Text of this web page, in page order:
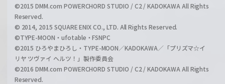
©2015 DMM.com POWERCHORD STUDIO / C2 / KADOKAWA All Rights
Reserved.
© 2014, 2015 SQUARE ENIX CO., LTD. All Rights Reserved.
©TYPE-MOON・ufotable・FSNPC
©2015 ひろやまひろし・TYPE-MOON／KADOKAWA／「プリズマ☆イ
リヤ ツヴァイ ヘルツ！」製作委員会
©2016 DMM.com POWERCHORD STUDIO / C2 / KADOKAWA All Rights
Reserved.